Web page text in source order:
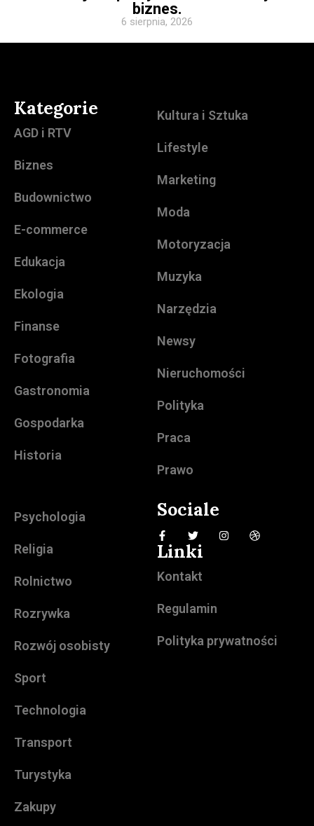
biznes.
6 sierpnia, 2026
Kategorie
AGD i RTV
Biznes
Budownictwo
E-commerce
Edukacja
Ekologia
Finanse
Fotografia
Gastronomia
Gospodarka
Historia
Kultura i Sztuka
Lifestyle
Marketing
Moda
Motoryzacja
Muzyka
Narzędzia
Newsy
Nieruchomości
Polityka
Praca
Prawo
Psychologia
Religia
Rolnictwo
Rozrywka
Rozwój osobisty
Sport
Technologia
Transport
Turystyka
Zakupy
Sociale
Linki
Kontakt
Regulamin
Polityka prywatności